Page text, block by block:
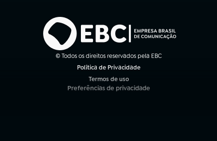
© Todos os direitos reservados pela EBC
Política de Privacidade
Termos de uso
(abre em nova aba)
Preferências de privacidade